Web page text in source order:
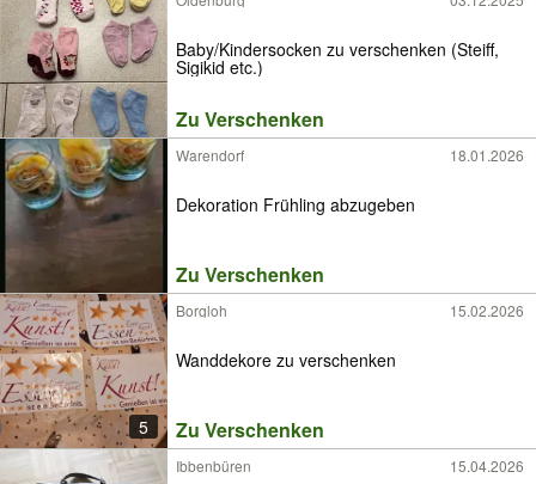
Baby/Kindersocken zu verschenken (Steiff,
Sigikid etc.)
Zu Verschenken
Warendorf 18.01.2026
Dekoration Frühling abzugeben
Zu Verschenken
5
Borgloh 15.02.2026
Wanddekore zu verschenken
Zu Verschenken
Ibbenbüren 15.04.2026